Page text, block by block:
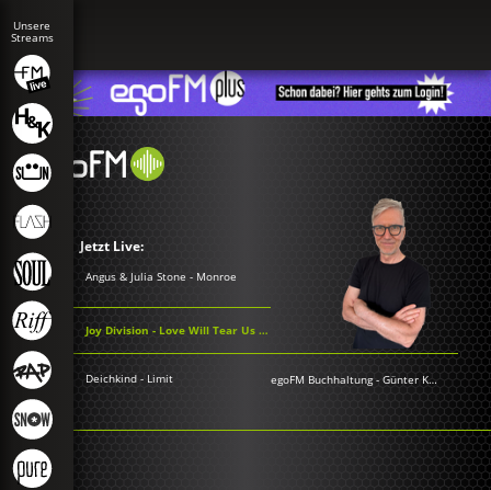
Jetzt Live:
Angus & Julia Stone - Monroe
Joy Division - Love Will Tear Us Apart
Deichkind - Limit egoFM Buchhaltung-Günter Keil